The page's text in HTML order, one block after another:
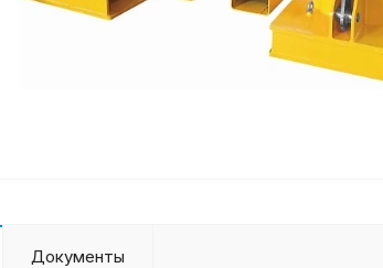
Документы